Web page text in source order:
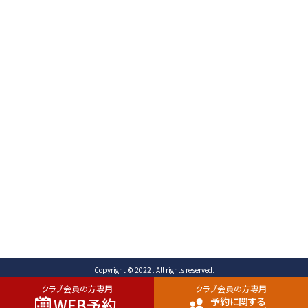
クラブ会員の方専用 クラブ会員の方専用
予約に関する
Copyright © 2022 . All rights reserved.